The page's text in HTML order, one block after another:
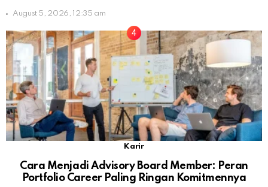
August 5, 2026, 12:35 am
Karir
Cara Menjadi Advisory Board Member: Peran
Portfolio Career Paling Ringan Komitmennya